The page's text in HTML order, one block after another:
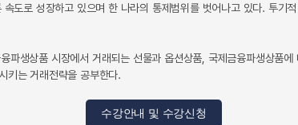
도로 성장하고 있으며 한 나라의 통제범위를 벗어나고 있다. 투
파생상품 시장에서 거래되는 선물과 옵션상품, 국제금융파생상품
키는 거래전략을 공부한다.
수강안내 및 수강신청